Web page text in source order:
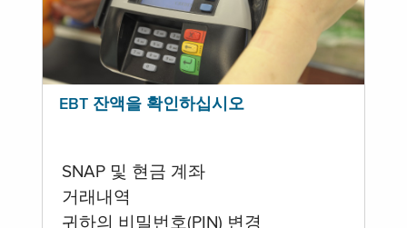
EBT 잔액을 확인하십시오
SNAP 및 현금 계좌
거래내역
귀하의 비밀번호(PIN) 변경